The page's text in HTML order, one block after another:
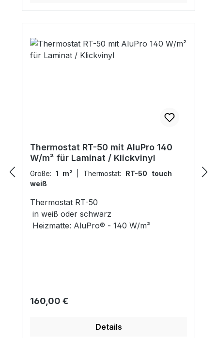
Thermostat RT-50 mit AluPro 140
W/m² für Laminat / Klickvinyl
Größe: 1 m² Thermostat: RT-50 touch
weiß
Thermostat RT-50
in weiß oder schwarz
Heizmatte: AluPro® - 140 W/m²
Regulärer Preis:
160,00 €
Details